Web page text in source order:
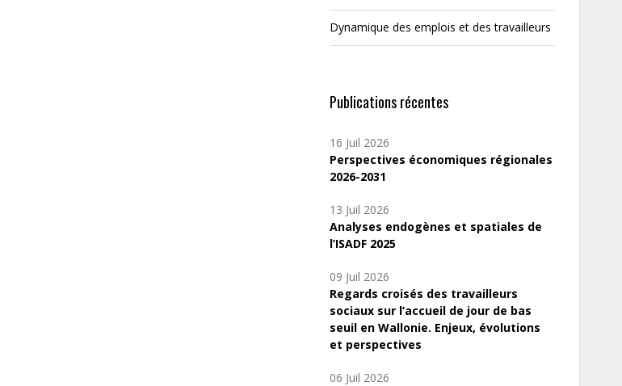
Dynamique des emplois et des travailleurs
Publications récentes
16 Juil 2026
Perspectives économiques régionales
2026-2031
13 Juil 2026
Analyses endogènes et spatiales de
l’ISADF 2025
09 Juil 2026
Regards croisés des travailleurs
sociaux sur l’accueil de jour de bas
seuil en Wallonie. Enjeux, évolutions
et perspectives
06 Juil 2026